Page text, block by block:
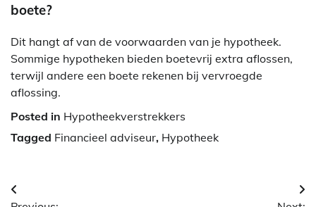
boete?
Dit hangt af van de voorwaarden van je hypotheek.
Sommige hypotheken bieden boetevrij extra aflossen,
terwijl andere een boete rekenen bij vervroegde
aflossing.
Posted in Hypotheekverstrekkers
Tagged Financieel adviseur, Hypotheek
Berichtnavigatie